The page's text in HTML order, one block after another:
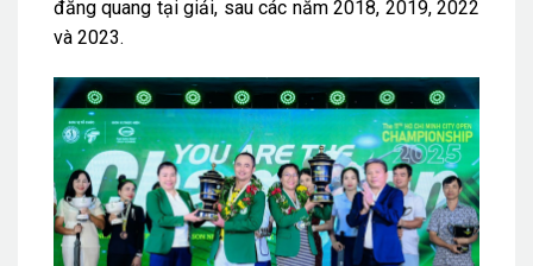
đăng quang tại giải, sau các năm 2018, 2019, 2022
và 2023.